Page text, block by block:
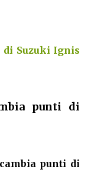
Suzuki Ignis
punti di
punti di